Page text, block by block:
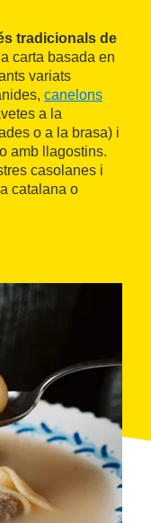
tradicionals de
carta basada en
variats
canelons
a la
o a la brasa) i
amb llagostins.
casolanes i
catalana o